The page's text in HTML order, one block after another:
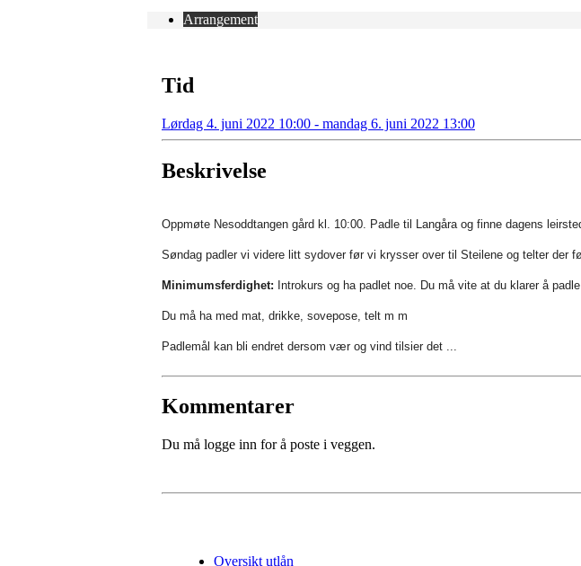
Arrangement
Tid
Lørdag 4. juni 2022 10:00 - mandag 6. juni 2022 13:00
Beskrivelse
Oppmøte Nesoddtangen gård kl. 10:00. Padle til Langåra og finne dagens
Søndag padler vi videre litt sydover før vi krysser over til Steilene og telter der
Minimumsferdighet: Introkurs og ha padlet noe. Du må vite at du klarer å
Du må ha med mat, drikke, sovepose, telt m m
Padlemål kan bli endret dersom vær og vind tilsier det ...
Kommentarer
Du må logge inn for å poste i veggen.
Oversikt utlån